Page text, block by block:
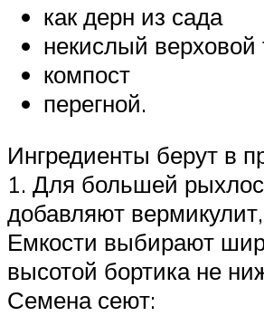
как дерн из сада
некислый
компост
перегной.
Ингредиенты берут в
1. Для большей
добавляют
Емкости выбирают
высотой бортика не
Семена сеют: